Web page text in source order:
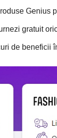
Genius
gratuit
de beneficii